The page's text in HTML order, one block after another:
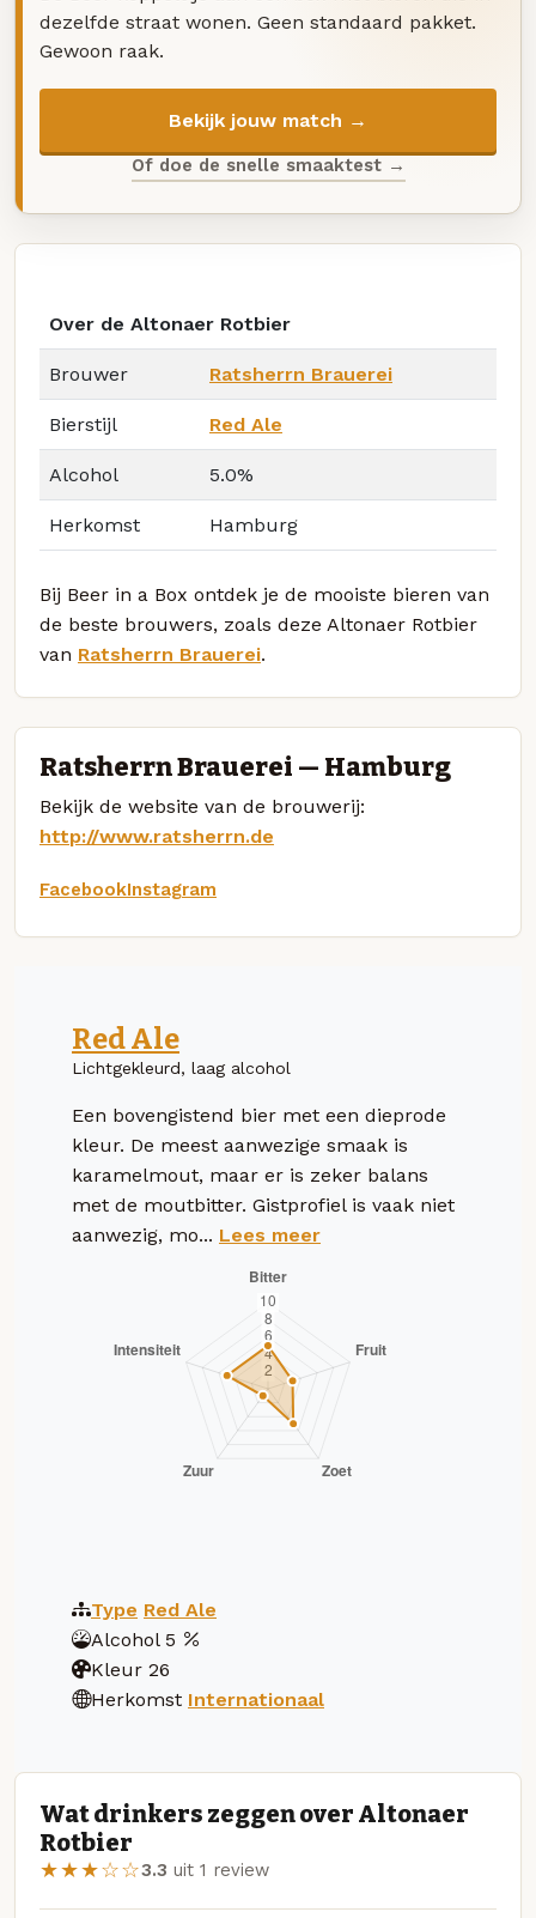
dezelfde straat wonen. Geen standaard pakket.
Gewoon raak.
Bekijk jouw match →
Of doe de snelle smaaktest →
Over de Altonaer Rotbier
Brouwer Ratsherrn Brauerei
Bierstijl Red Ale
Alcohol 5.0%
Herkomst Hamburg
Bij Beer in a Box ontdek je de mooiste bieren van
de beste brouwers, zoals deze Altonaer Rotbier
van Ratsherrn Brauerei.
Ratsherrn Brauerei — Hamburg
Bekijk de website van de brouwerij:
http://www.ratsherrn.de
FacebookInstagram
Red Ale
Lichtgekleurd, laag alcohol
Een bovengistend bier met een dieprode
kleur. De meest aanwezige smaak is
karamelmout, maar er is zeker balans
met de moutbitter. Gistprofiel is vaak niet
aanwezig, mo... Lees meer
Type Red Ale
Alcohol 5
Kleur 26
Herkomst Internationaal
Wat drinkers zeggen over Altonaer
Rotbier
★★★☆☆3.3 uit 1 review